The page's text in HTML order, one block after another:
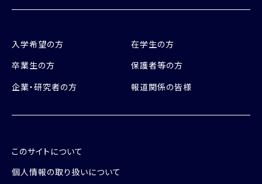
入学希望の方
在学生の方
卒業生の方
保護者等の方
企業・研究者の方
報道関係の皆様
このサイトについて
個人情報の取り扱いについて